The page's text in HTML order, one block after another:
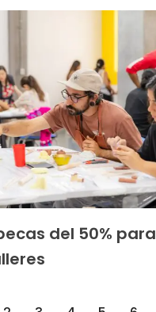
del 50% para